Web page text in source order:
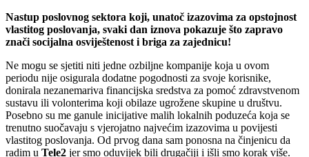
Nastup poslovnog sektora koji, unatoč izazovima za opstojnost
vlastitog poslovanja, svaki dan iznova pokazuje što zapravo
znači socijalna osviještenost i briga za zajednicu!
Ne mogu se sjetiti niti jedne ozbiljne kompanije koja u ovom
periodu nije osigurala dodatne pogodnosti za svoje korisnike,
donirala nezanemariva financijska sredstva za pomoć zdravstvenom
sustavu ili volonterima koji obilaze ugrožene skupine u društvu.
Posebno su me ganule inicijative malih lokalnih poduzeća koja se
trenutno suočavaju s vjerojatno najvećim izazovima u povijesti
vlastitog poslovanja. Od prvog dana sam ponosna na činjenicu da
radim u Tele2 jer smo oduvijek bili drugačiji i išli smo korak više.